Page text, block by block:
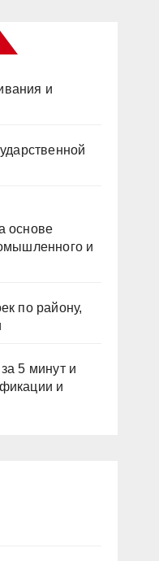
и
основе
и
по району,
5 минут и
и